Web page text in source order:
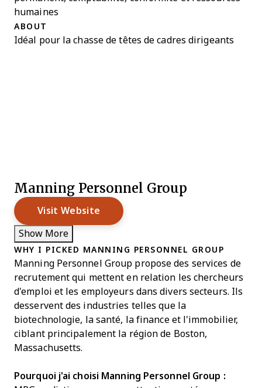
humaines
ABOUT
Idéal pour la chasse de têtes de cadres dirigeants
Manning Personnel Group
Visit Website
Show More
WHY I PICKED MANNING PERSONNEL GROUP
Manning Personnel Group propose des services de
recrutement qui mettent en relation les chercheurs
d'emploi et les employeurs dans divers secteurs. Ils
desservent des industries telles que la
biotechnologie, la santé, la finance et l'immobilier,
ciblant principalement la région de Boston,
Massachusetts.
Pourquoi j'ai choisi Manning Personnel Group :